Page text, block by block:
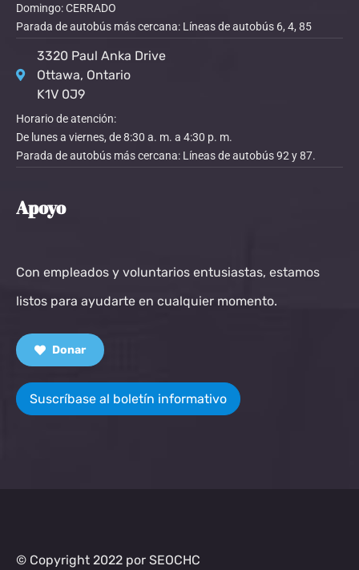
Domingo: CERRADO
Parada de autobús más cercana: Líneas de autobús 6, 4, 85
3320 Paul Anka Drive
Ottawa, Ontario
K1V 0J9
Horario de atención:
De lunes a viernes, de 8:30 a. m. a 4:30 p. m.
Parada de autobús más cercana: Líneas de autobús 92 y 87.
Apoyo
Con empleados y voluntarios entusiastas, estamos
listos para ayudarte en cualquier momento.
Donar
Suscríbase al boletín informativo
© Copyright 2022 por SEOCHC